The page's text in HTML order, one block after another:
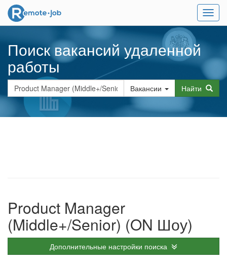
Меню
Поиск вакансий удаленной
работы
Вакансии Найти
Product Manager
(Middle+/Senior) (ON Шоу)
Дополнительные настройки поиска